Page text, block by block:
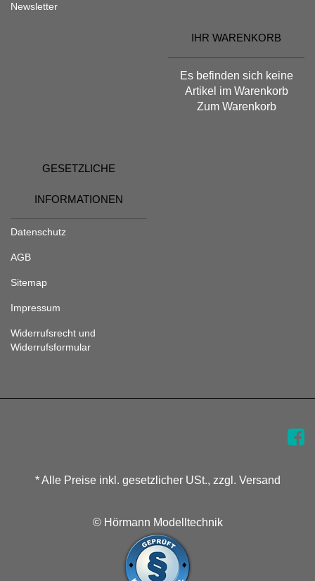
Newsletter
IHR WARENKORB
Es befinden sich keine
Artikel im Warenkorb
Zum Warenkorb
GESETZLICHE
INFORMATIONEN
Datenschutz
AGB
Sitemap
Impressum
Widerrufsrecht und
Widerrufsformular
* Alle Preise inkl. gesetzlicher USt., zzgl. Versand
© Hörmann Modelltechnik